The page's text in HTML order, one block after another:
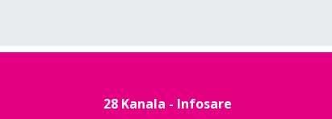
28 Kanala - Infosare